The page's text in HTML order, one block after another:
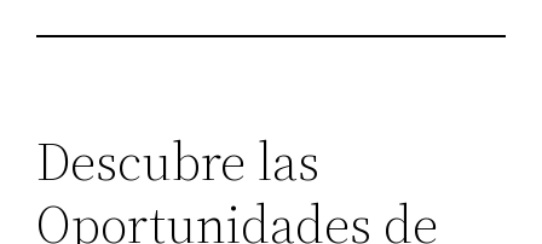
Descubre las
Oportunidades de